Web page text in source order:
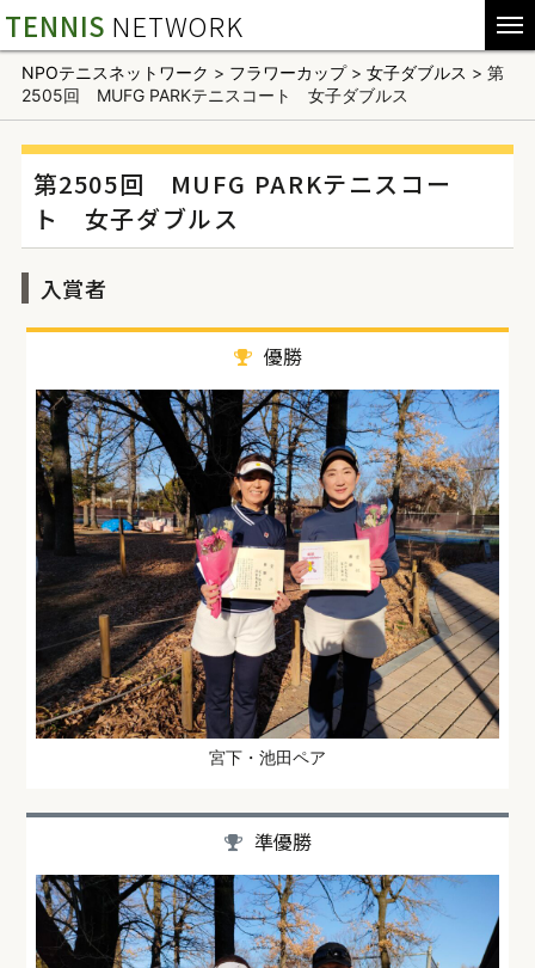
TENNIS NETWORK
NPOテニスネットワーク > フラワーカップ> 女子ダブルス > 第
2505回 MUFG PARKテニスコート 女子ダブルス
第2505回 MUFG PARKテニスコー
ト 女子ダブルス
入賞者
優勝
宮下・池田ペア
準優勝